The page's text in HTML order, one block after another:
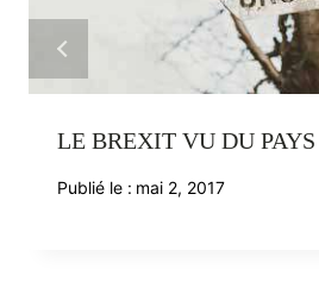
LE BREXIT VU DU
Publié le : mai 2, 2017